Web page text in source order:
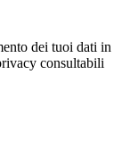
dei tuoi dati in
consultabili